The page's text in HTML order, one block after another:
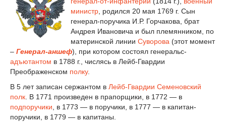
министр , родился 20 мая 1769 г. Сын
генерал-поручика И.Р. Горчакова, брат
Андрея Ивановича и был племянником, по
материнской линии Суворова (этот момент
– Генерал-аншеф), при котором состоял генеральс-
адъютантом в 1788 г., числясь в Лейб-Гвардии
Преображенском полку.
В 5 лет записан сержантом в Лейб-Гвардии Семеновский
полк . В 1771 произведен в прапорщики, в 1772 — в
подпоручики , в 1773 — в поручики, в 1777 — в капитан-
поручики, в 1779 — в капитаны.